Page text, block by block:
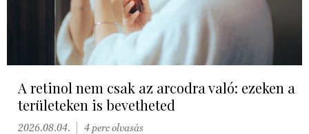
A retinol nem csak az arcodra való: ezeken a
területeken is bevetheted
2026.08.04. 4 perc olvasás